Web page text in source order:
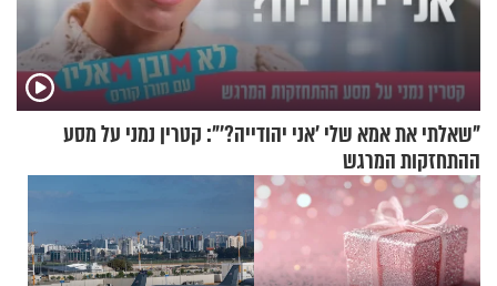
"שאלתי את אמא שלי 'אני יהודייה?'": קטרין נמני על מסע
ההתחזקות המרגש